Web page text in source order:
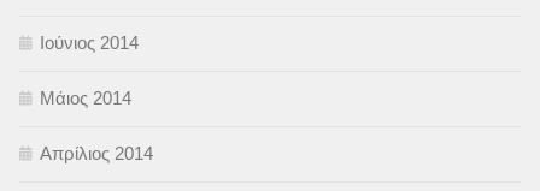
Ιούνιος 2014
Μάιος 2014
Απρίλιος 2014